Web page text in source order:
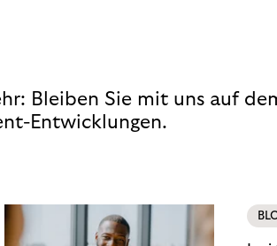
Bleiben Sie mit uns auf
Entwicklungen.